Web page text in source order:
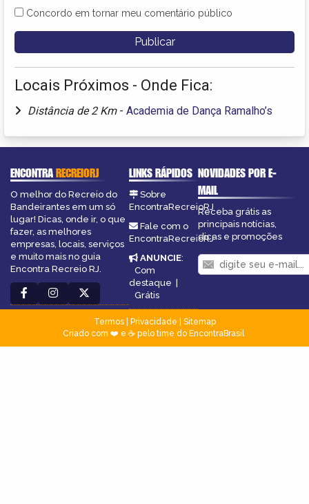
Concordo em tornar meu comentário público
Locais Próximos - Onde Fica:
Distância de 2 Km - Academia de Dança Ramalho’s
ENCONTRARECREIORJ
O melhor do Recreio do
Bandeirantes em um só
lugar! Dicas, onde ir, o que
fazer, as melhores
empresas, locais, serviços
e muito mais no guia
Encontra Recreio RJ.
LINKS RÁPIDOS
Sobre
EncontraRecreioRJ
Fale com o
EncontraRecreioRJ
ANUNCIE:
Com
destaque |
Grátis
NOVIDADES POR E-
MAIL
Receba grátis as
principais notícias,
dicas e promoções
Termos| Privacidade
Sitemap
Criado com ❤️ e ☕ pelo time do EncontraBrasil